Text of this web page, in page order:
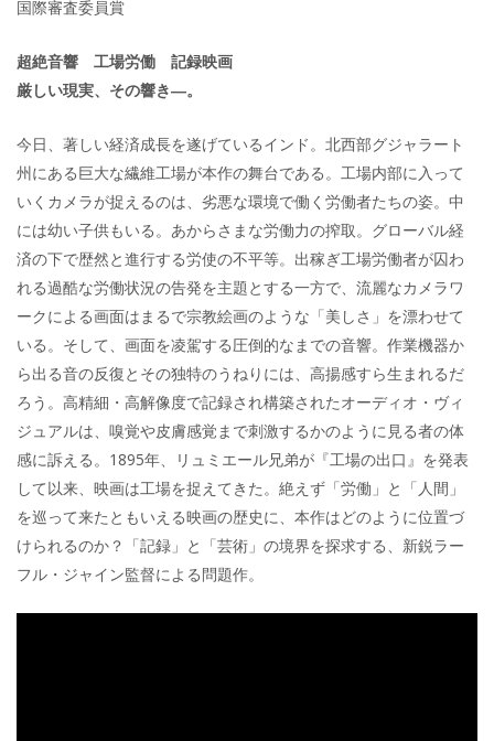
国際審査委員賞
超絶音響 工場労働 記録映画
厳しい現実、その響き―。
今日、著しい経済成長を遂げているインド。北西部グジャラート
州にある巨大な繊維工場が本作の舞台である。工場内部に入って
いくカメラが捉えるのは、劣悪な環境で働く労働者たちの姿。中
には幼い子供もいる。あからさまな労働力の搾取。グローバル経
済の下で歴然と進行する労使の不平等。出稼ぎ工場労働者が囚わ
れる過酷な労働状況の告発を主題とする一方で、流麗なカメラワ
ークによる画面はまるで宗教絵画のような「美しさ」を漂わせて
いる。そして、画面を凌駕する圧倒的なまでの音響。作業機器か
ら出る音の反復とその独特のうねりには、高揚感すら生まれるだ
ろう。高精細・高解像度で記録され構築されたオーディオ・ヴィ
ジュアルは、嗅覚や皮膚感覚まで刺激するかのように見る者の体
感に訴える。1895年、リュミエール兄弟が『工場の出口』を発表
して以来、映画は工場を捉えてきた。絶えず「労働」と「人間」
を巡って来たともいえる映画の歴史に、本作はどのように位置づ
けられるのか？「記録」と「芸術」の境界を探求する、新鋭ラー
フル・ジャイン監督による問題作。